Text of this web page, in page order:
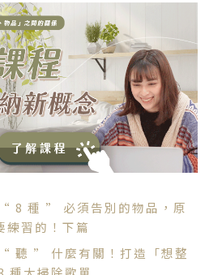
8 種 ” 必須告別的物品，原
練習的！下篇
聽 ” 什麼有關！打造「想整